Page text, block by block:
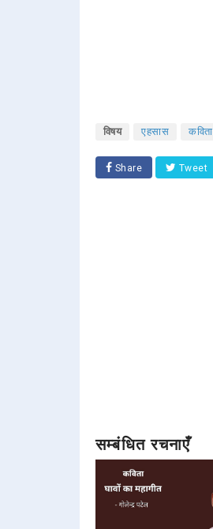
विषय एहसास कविता
Share Tweet
सम्बंधित रचनाएँ